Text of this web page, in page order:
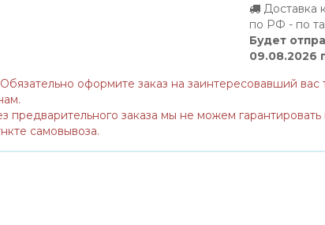
Доставка
по РФ - по
Будет
09.08.2026
Обязательно оформите заказ на заинтересовавший
предварительного заказа мы не можем гарантировать
самовывоза.